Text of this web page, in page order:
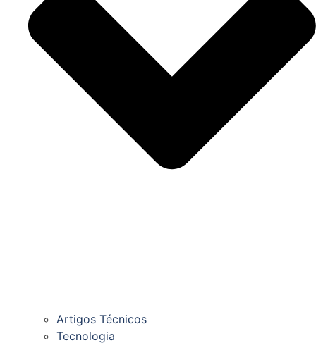
Artigos Técnicos
Tecnologia